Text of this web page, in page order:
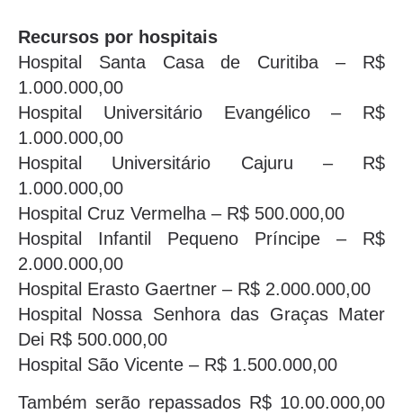
Recursos por hospitais
Hospital Santa Casa de Curitiba – R$
1.000.000,00
Hospital Universitário Evangélico – R$
1.000.000,00
Hospital Universitário Cajuru – R$
1.000.000,00
Hospital Cruz Vermelha – R$ 500.000,00
Hospital Infantil Pequeno Príncipe – R$
2.000.000,00
Hospital Erasto Gaertner – R$ 2.000.000,00
Hospital Nossa Senhora das Graças Mater
Dei R$ 500.000,00
Hospital São Vicente – R$ 1.500.000,00
Também serão repassados R$ 10.00.000,00